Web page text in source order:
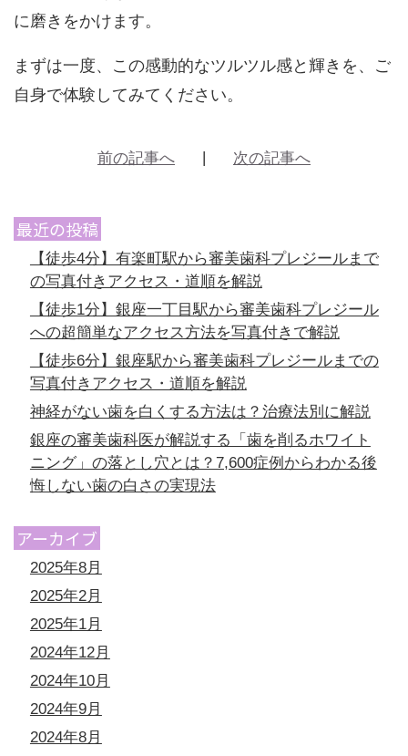
に磨きをかけます。
まずは一度、この感動的なツルツル感と輝きを、ご
自身で体験してみてください。
前の記事へ 次の記事へ
最近の投稿
【徒歩4分】有楽町駅から審美歯科プレジールまで
の写真付きアクセス・道順を解説
【徒歩1分】銀座一丁目駅から審美歯科プレジール
への超簡単なアクセス方法を写真付きで解説
【徒歩6分】銀座駅から審美歯科プレジールまでの
写真付きアクセス・道順を解説
神経がない歯を白くする方法は？治療法別に解説
銀座の審美歯科医が解説する「歯を削るホワイト
ニング」の落とし穴とは？7,600症例からわかる後
悔しない歯の白さの実現法
アーカイブ
2025年8月
2025年2月
2025年1月
2024年12月
2024年10月
2024年9月
2024年8月